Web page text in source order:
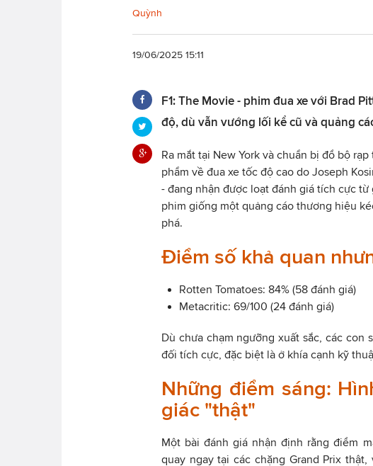
Quỳnh
19/06/2025 15:11
F1: The Movie - phim đua xe với Brad
độ, dù vẫn vướng lối kể cũ và quảng
Ra mắt tại New York và chuẩn bị đổ bộ
phẩm về đua xe tốc độ cao do Joseph
- đang nhận được loạt đánh giá tích cực
phim giống một quảng cáo thương hiệu
phá.
Điểm số khả quan
Rotten Tomatoes: 84% (58 đánh giá)
Metacritic: 69/100 (24 đánh giá)
Dù chưa chạm ngưỡng xuất sắc, các con
đối tích cực, đặc biệt là ở khía cạnh kỹ
Những điểm sáng:
giác "thật"
Một bài đánh giá nhận định rằng điểm
quay ngay tại các chặng Grand Prix